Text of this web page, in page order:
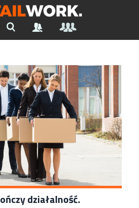
ofertami w branży.
działalność.